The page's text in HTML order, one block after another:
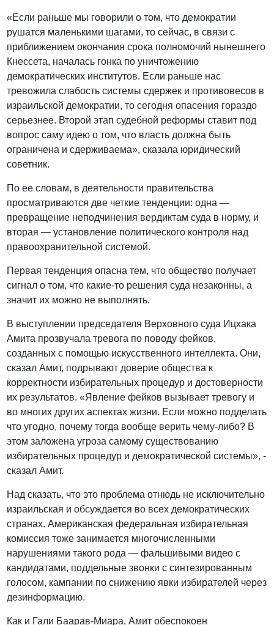
«Если раньше мы говорили о том, что демократии
рушатся маленькими шагами, то сейчас, в связи с
приближением окончания срока полномочий нынешнего
Кнессета, началась гонка по уничтожению
демократических институтов. Если раньше нас
тревожила слабость системы сдержек и противовесов в
израильской демократии, то сегодня опасения гораздо
серьезнее. Второй этап судебной реформы ставит под
вопрос саму идею о том, что власть должна быть
ограничена и сдерживаема», сказала юридический
советник.
По ее словам, в деятельности правительства
просматриваются две четкие тенденции: одна —
превращение неподчинения вердиктам суда в норму, и
вторая — установление политического контроля над
правоохранительной системой.
Первая тенденция опасна тем, что общество получает
сигнал о том, что какие-то решения суда незаконны, а
значит их можно не выполнять.
В выступлении председателя Верховного суда Ицхака
Амита прозвучала тревога по поводу фейков,
созданных с помощью искусственного интеллекта. Они,
сказал Амит, подрывают доверие общества к
корректности избирательных процедур и достоверности
их результатов. «Явление фейков вызывает тревогу и
во многих других аспектах жизни. Если можно подделать
что угодно, почему тогда вообще верить чему-либо? В
этом заложена угроза самому существованию
избирательных процедур и демократической системы», -
сказал Амит.
Над сказать, что это проблема отнюдь не исключительно
израильская и обсуждается во всех демократических
странах. Американская федеральная избирательная
комиссия тоже занимается многочисленными
нарушениями такого рода — фальшивыми видео с
кандидатами, поддельные звонки с синтезированным
голосом, кампании по снижению явки избирателей через
дезинформацию.
Как и Гали Баарав-Миара, Амит обеспокоен